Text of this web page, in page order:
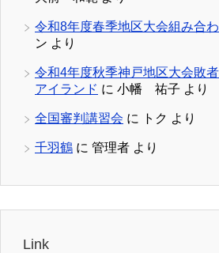
令和8年度春季地区大会組み合
ン より
令和4年度秋季神戸地区大会敗
アイランド に 小幡 祐子 より
全国審判講習会 に トク より
千羽鶴 に 管理者 より
Link